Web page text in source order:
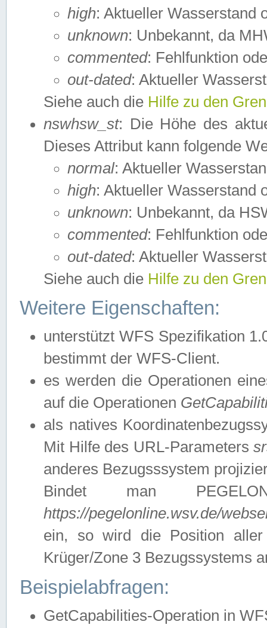
high: Aktueller Wasserstand
unknown: Unbekannt, da
commented: Fehlfunktion
out-dated: Aktueller
Siehe auch die Hilfe zu den
nswhsw_st: Die Höhe des
Dieses Attribut kann folgende
normal: Aktueller
high: Aktueller Wasserstand
unknown: Unbekannt, da
commented: Fehlfunktion
out-dated: Aktueller
Siehe auch die Hilfe zu den
Weitere Eigenschaften:
unterstützt WFS Spezifikation
bestimmt der WFS-Client.
es werden die Operationen
auf die Operationen
als natives
Mit Hilfe des URL-Parameters
anderes Bezugsssystem
Bindet man
https://pegelonline.wsv.de/
ein, so wird die Position
Krüger/Zone 3 Bezugssystems
Beispielabfragen:
GetCapabilities-Operation in